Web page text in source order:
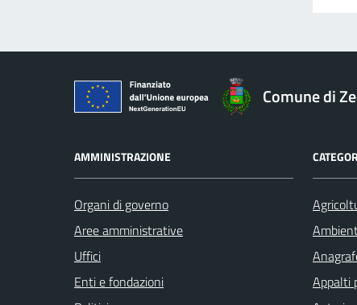
Imprese
Inquinamento
Integrazione sociale
Isolamento termico
Comune di
AMMINISTRAZIONE
Organi di governo
Aree amministrative
Uffici
Enti e fondazioni
Appalti